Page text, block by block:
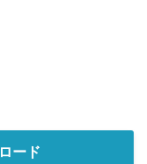
ード